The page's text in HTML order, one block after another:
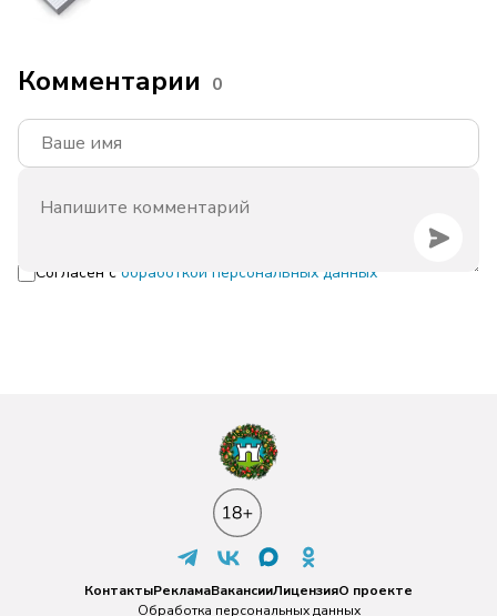
Комментарии 0
Согласен с обработкой персональных данных
КонтактыРекламаВакансииЛицензияО проекте
Обработка персональных данных